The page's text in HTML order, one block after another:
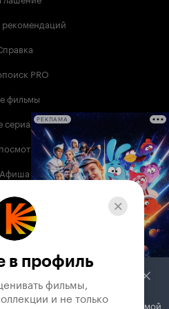
рекомендаций
PRO
фильмы
сериалы
Афиша
Музыка
поддержки
РЕКЛАМА
в профиль
фильмы,
и не только
рекламы. Вместе с рекламой